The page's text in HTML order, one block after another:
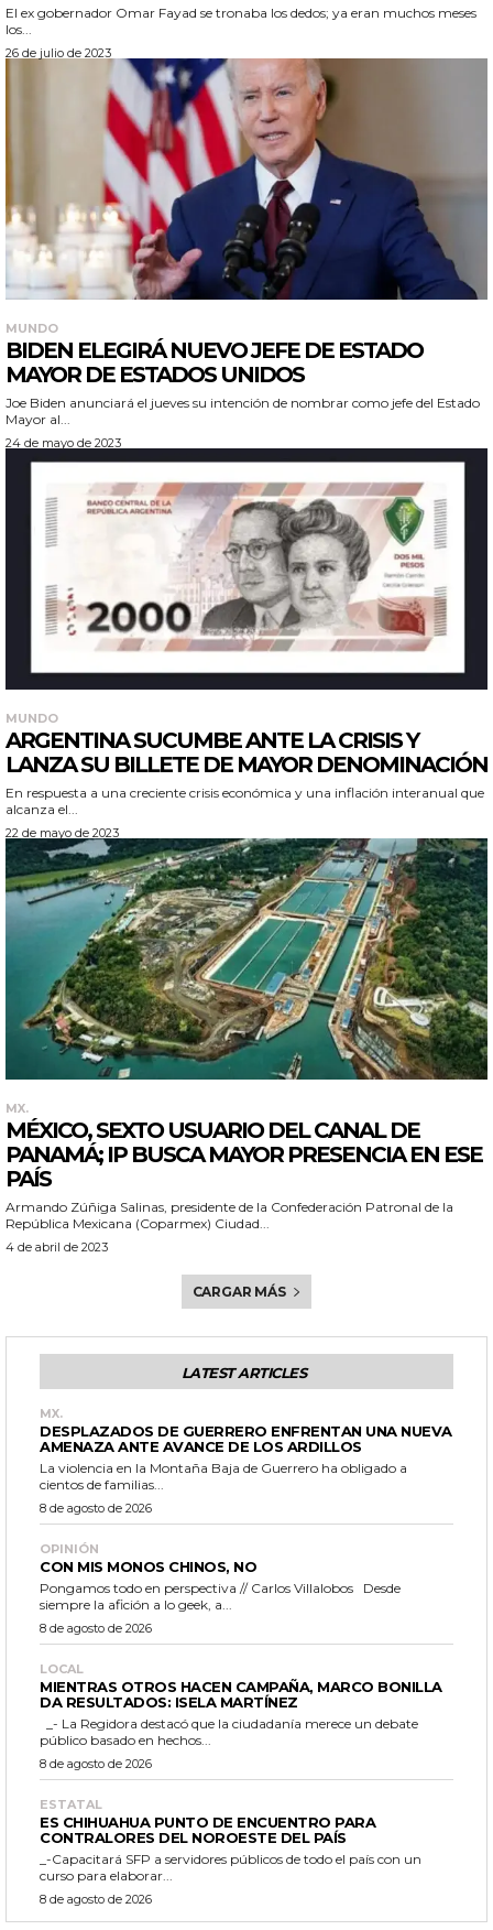
El ex gobernador Omar Fayad se tronaba los dedos; ya eran muchos meses
los...
26 de julio de 2023
MUNDO
BIDEN ELEGIRÁ NUEVO JEFE DE ESTADO
MAYOR DE ESTADOS UNIDOS
Joe Biden anunciará el jueves su intención de nombrar como jefe del Estado
Mayor al...
24 de mayo de 2023
MUNDO
ARGENTINA SUCUMBE ANTE LA CRISIS Y
LANZA SU BILLETE DE MAYOR DENOMINACIÓN
En respuesta a una creciente crisis económica y una inflación interanual que
alcanza el...
22 de mayo de 2023
MX.
MÉXICO, SEXTO USUARIO DEL CANAL DE
PANAMÁ; IP BUSCA MAYOR PRESENCIA EN ESE
PAÍS
Armando Zúñiga Salinas, presidente de la Confederación Patronal de la
República Mexicana (Coparmex) Ciudad...
4 de abril de 2023
CARGAR MÁS
LATEST ARTICLES
MX.
DESPLAZADOS DE GUERRERO ENFRENTAN UNA NUEVA
AMENAZA ANTE AVANCE DE LOS ARDILLOS
La violencia en la Montaña Baja de Guerrero ha obligado a
cientos de familias...
8 de agosto de 2026
OPINIÓN
CON MIS MONOS CHINOS, NO
Pongamos todo en perspectiva // Carlos Villalobos Desde
siempre la afición a lo geek, a...
8 de agosto de 2026
LOCAL
MIENTRAS OTROS HACEN CAMPAÑA, MARCO BONILLA
DA RESULTADOS: ISELA MARTÍNEZ
público basado en hechos...
8 de agosto de 2026
ESTATAL
ES CHIHUAHUA PUNTO DE ENCUENTRO PARA
CONTRALORES DEL NOROESTE DEL PAÍS
_-Capacitará SFP a servidores públicos de todo el país con un
curso para elaborar...
8 de agosto de 2026